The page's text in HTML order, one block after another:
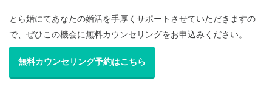
とら婚にてあなたの婚活を手厚くサポートさせていただきますの
で、ぜひこの機会に無料カウンセリングをお申込みください。
無料カウンセリング予約はこちら